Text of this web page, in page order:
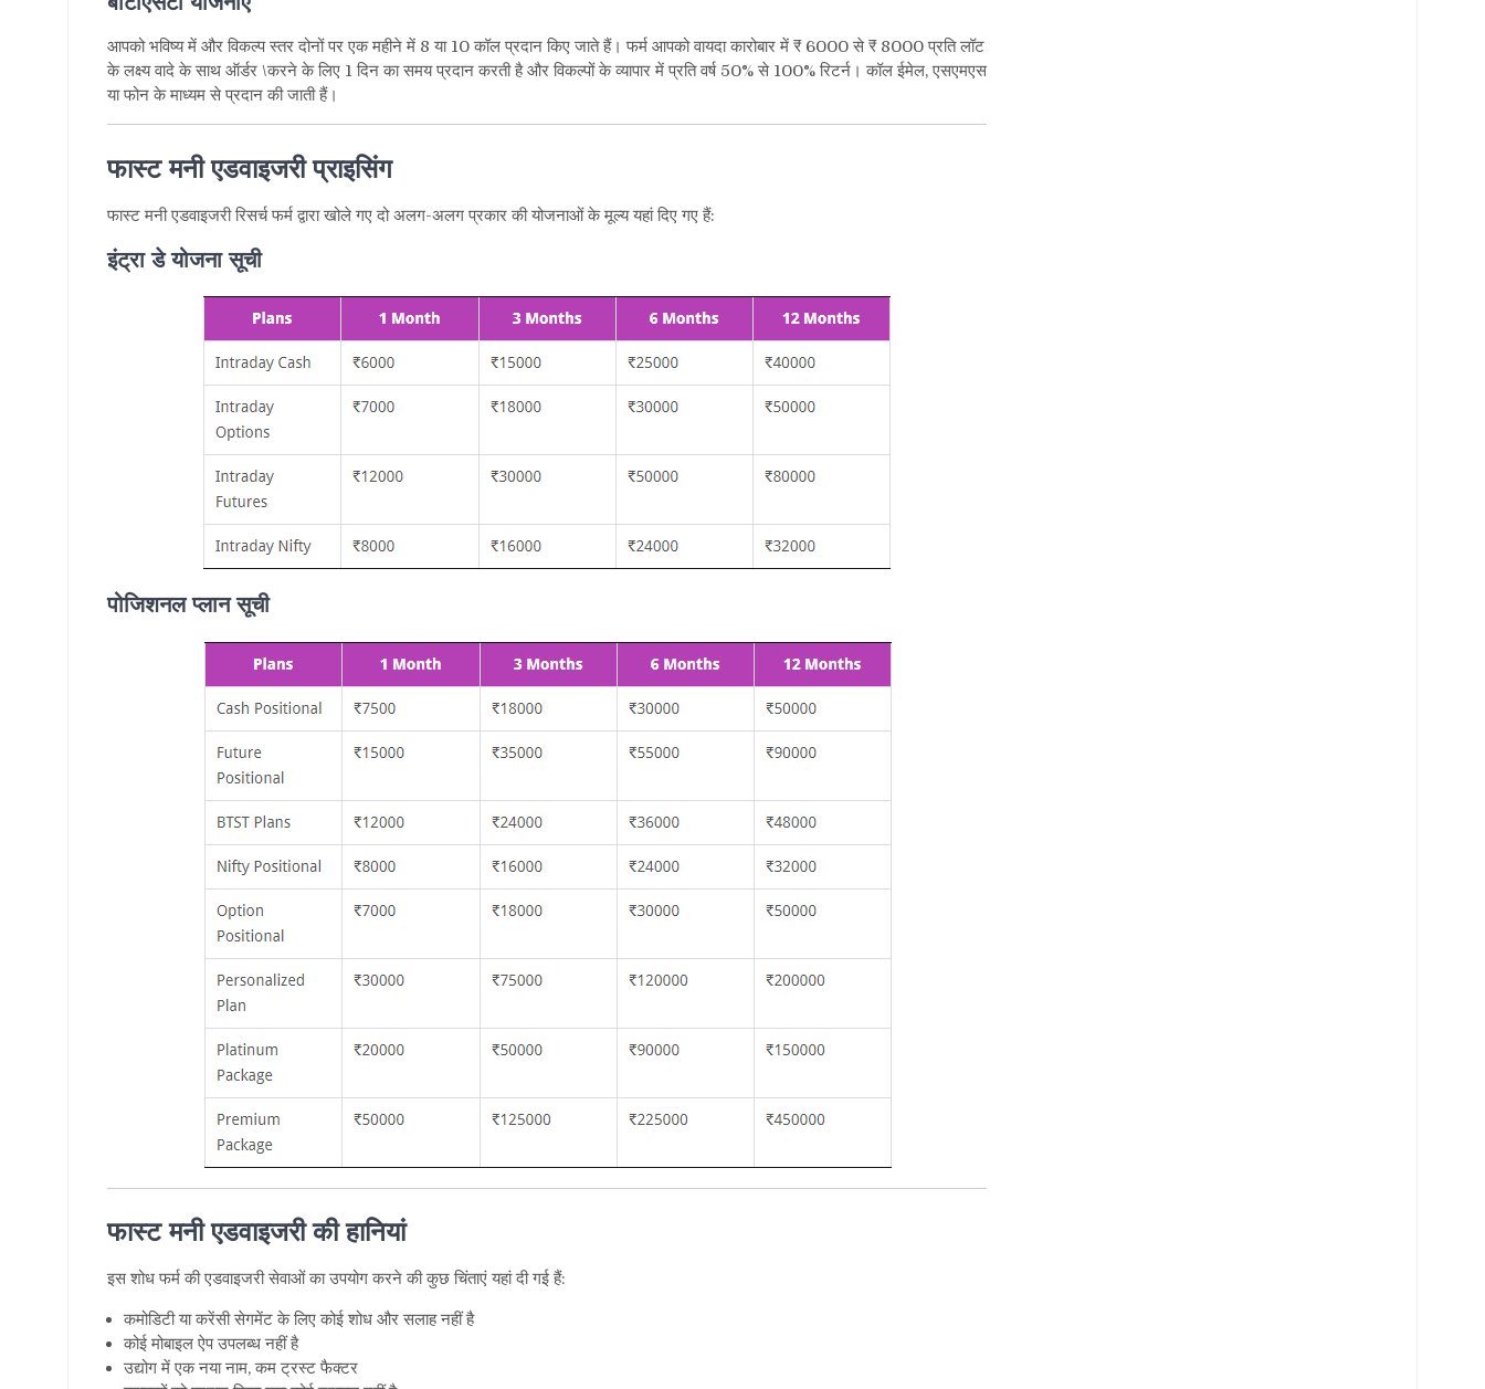
आपको भविष्य में और विकल्प स्तर दोनों पर एक महीने में 8 या 10कॉल प्रदान किए जाते हैं। फर्म आपको वायदा कारोबार में ₹ 6000से₹ ​​8000प्रति लॉट
के लक्ष्य वादे के साथ ऑर्डर \करने के लिए 1 दिन का समय प्रदान करती है और विकल्पों के व्यापार में प्रति वर्ष 50%से 100%रिटर्न। कॉल ईमेल,एसएमएस
या फोन के माध्यम से प्रदान की जाती हैं।
फास्ट मनी एडवाइजरी प्राइसिंग
फास्ट मनी एडवाइजरी रिसर्च फर्म द्वारा खोले गए दो अलग-अलग प्रकार की योजनाओं के मूल्य यहां दिए गए हैं:
इंट्रा डे योजना सूची
पोजिशनल प्लान सूची
फास्ट मनी एडवाइजरी की हानियां
इस शोध फर्म की एडवाइजरी सेवाओं का उपयोग करने की कुछ चिंताएं यहां दी गई हैं:
कमोडिटी या करेंसी सेगमेंट के लिए कोई शोध और सलाह नहीं है
कोई मोबाइल ऐप उपलब्ध नहीं है
उद्योग में एक नया नाम,कम ट्रस्ट फैक्टर